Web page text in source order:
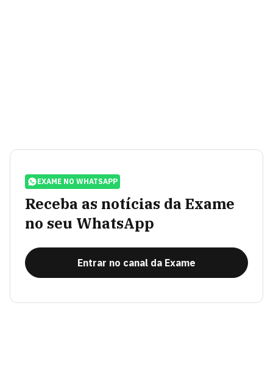
EXAME NO WHATSAPP
Receba as notícias da Exame
no seu WhatsApp
Entrar no canal da Exame